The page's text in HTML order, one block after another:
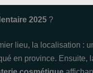
2025 ?
lieu, la localisation :
en province. Ensuite,